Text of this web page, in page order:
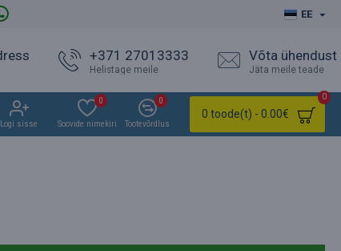
EE
+371 27013333
Helistage meile
Võta ühendust
Jäta meile teade
Logi sisse Soovide nimekiri
0
Tootevõrdlus
0
0 toode(t) - 0.00€
0